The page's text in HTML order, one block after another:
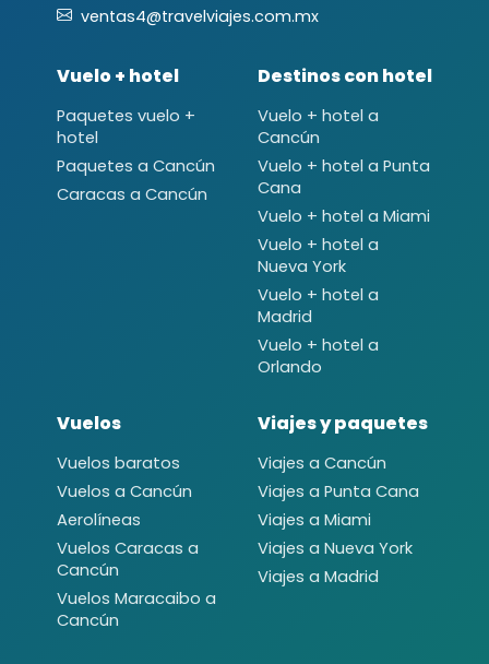
ventas4@travelviajes.com.mx
Vuelo + hotel
Paquetes vuelo +
hotel
Paquetes a Cancún
Caracas a Cancún
Destinos con hotel
Vuelo + hotel a
Cancún
Vuelo + hotel a Punta
Cana
Vuelo + hotel a Miami
Vuelo + hotel a
Nueva York
Vuelo + hotel a
Madrid
Vuelo + hotel a
Orlando
Vuelos
Vuelos baratos
Vuelos a Cancún
Aerolíneas
Vuelos Caracas a
Cancún
Vuelos Maracaibo a
Cancún
Viajes y paquetes
Viajes a Cancún
Viajes a Punta Cana
Viajes a Miami
Viajes a Nueva York
Viajes a Madrid